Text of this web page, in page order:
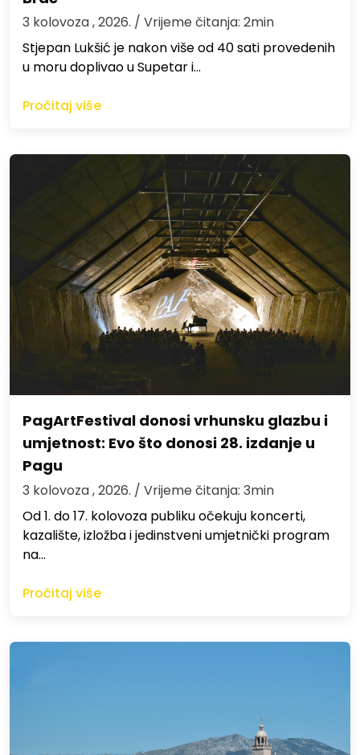
3 kolovoza , 2026. / Vrijeme čitanja: 2min
St​jepan Lukšić je nakon više od 40 sati provedenih
u moru doplivao u Supetar i…
Pročitaj više
PagArtFestival donosi vrhunsku glazbu i
umjetnost: Evo što donosi 28. izdanje u
Pagu
3 kolovoza , 2026. / Vrijeme čitanja: 3min
Od 1. do 17. kolovoza publiku očekuju koncerti,
kazalište, izložba i jedinstveni umjetnički program
na…
Pročitaj više